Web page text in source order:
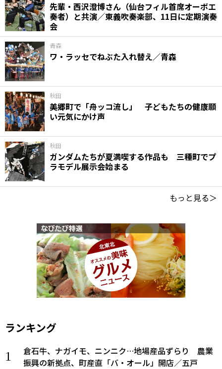
先輩・西沢澄博さん（仙台フィル首席オーボエ
奏者）と共演／東義吹奏楽部、11日に定期演奏
会
青森
ワ・ラッセでねぶた入れ替え／青森
秋田
美郷町で「舟ッコ流し」 子どもたちの健康願
い元気にかけ声
秋田
ガンダムたちが夏満喫する作品も 三種町でプ
ラモデル展示会始まる
もっと見る＞
ランキング
倉石牛、ナガイモ、ニンニク…地場産品ずらり 農業
振興の新拠点、町産直「バ・オール」開店／五戸